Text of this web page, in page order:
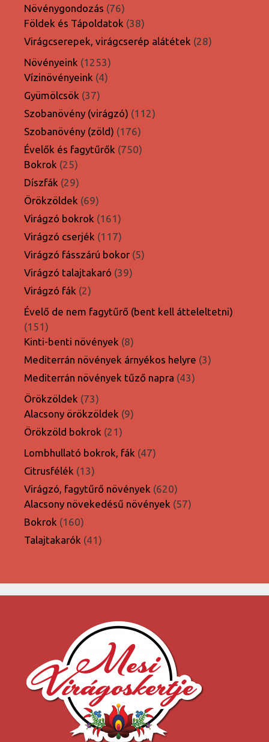
termék
Növénygondozás 7676
termék
Földek és Tápoldatok 3838
termék
Virágcserepek, virágcserép alátétek 2828
Növényeink 12531253
termék
Vízinövényeink 44
Gyümölcsök 3737
termék
Szobanövény (virágzó) 112112
Szobanövény (zöld) 176176
termék
Évelők és fagytűrők 750750
Bokrok 2525
termék
Díszfák 2929
termék
Örökzöldek 6969
termék
Virágzó bokrok 161161
termék
Virágzó cserjék 117117
termék
Virágzó fásszárú bokor 55
Virágzó talajtakaró 3939
Virágzó fák 22
termék
Évelő de nem fagytűrő (bent kell átteleltetni)
151151
termék
Kinti-benti növények 88
termék
Mediterrán növények árnyékos helyre 33
Mediterrán növények tűző napra 4343
Örökzöldek 7373
termék
Alacsony örökzöldek 99
Örökzöld bokrok 2121
termék
Lombhullató bokrok, fák 4747
Citrusfélék 1313
termék
Virágzó, fagytűrő növények 620620
termék
Alacsony növekedésű növények 5757
Bokrok 160160
termék
Talajtakarók 4141